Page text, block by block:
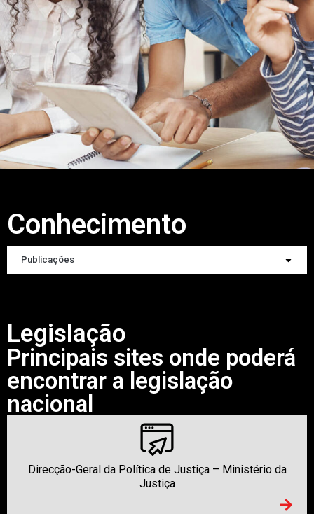
Conhecimento
Publicações
Legislação
Principais sites onde poderá
encontrar a legislação
nacional
Direcção-Geral da Política de Justiça – Ministério da
Justiça